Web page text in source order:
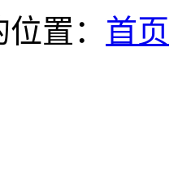
置： 首页